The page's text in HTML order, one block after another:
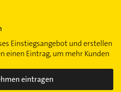
Einstiegsangebot und erstellen
einen Eintrag, um mehr Kunden
eintragen